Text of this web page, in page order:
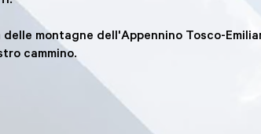
montagne dell'Appennino Tosco-
cammino.